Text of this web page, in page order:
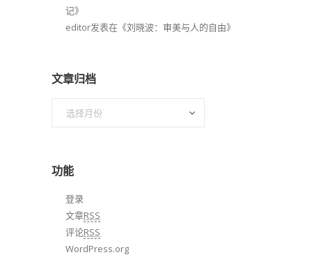
记》
editor发表在《刘晓波：审美与人的自由》
文章归档
功能
登录
文章RSS
评论RSS
WordPress.org